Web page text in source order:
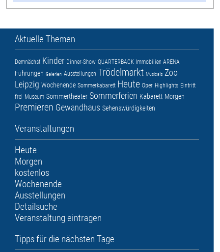
Aktuelle Themen
Demnächst Kinder Dinner-Show QUARTERBACK Immobilien ARENA
Führungen Galerien Ausstellungen Trödelmarkt Musicals Zoo
Leipzig Wochenende Sommerkabarett Heute Oper Highlights Eintritt
frei Museum Sommertheater Sommerferien Kabarett Morgen
Premieren Gewandhaus Sehenswürdigkeiten
Veranstaltungen
Heute
Morgen
kostenlos
Wochenende
Ausstellungen
Detailsuche
Veranstaltung eintragen
Tipps für die nächsten Tage